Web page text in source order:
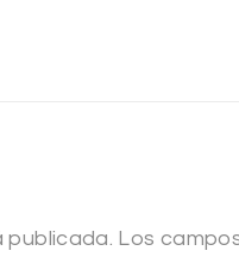
publicada. Los